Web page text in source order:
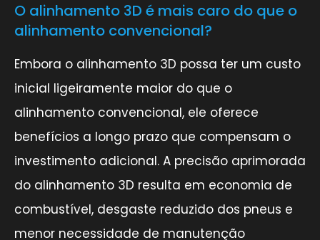
O alinhamento 3D é mais caro do que o
alinhamento convencional?
Embora o alinhamento 3D possa ter um custo
inicial ligeiramente maior do que o
alinhamento convencional, ele oferece
benefícios a longo prazo que compensam o
investimento adicional. A precisão aprimorada
do alinhamento 3D resulta em economia de
combustível, desgaste reduzido dos pneus e
menor necessidade de manutenção